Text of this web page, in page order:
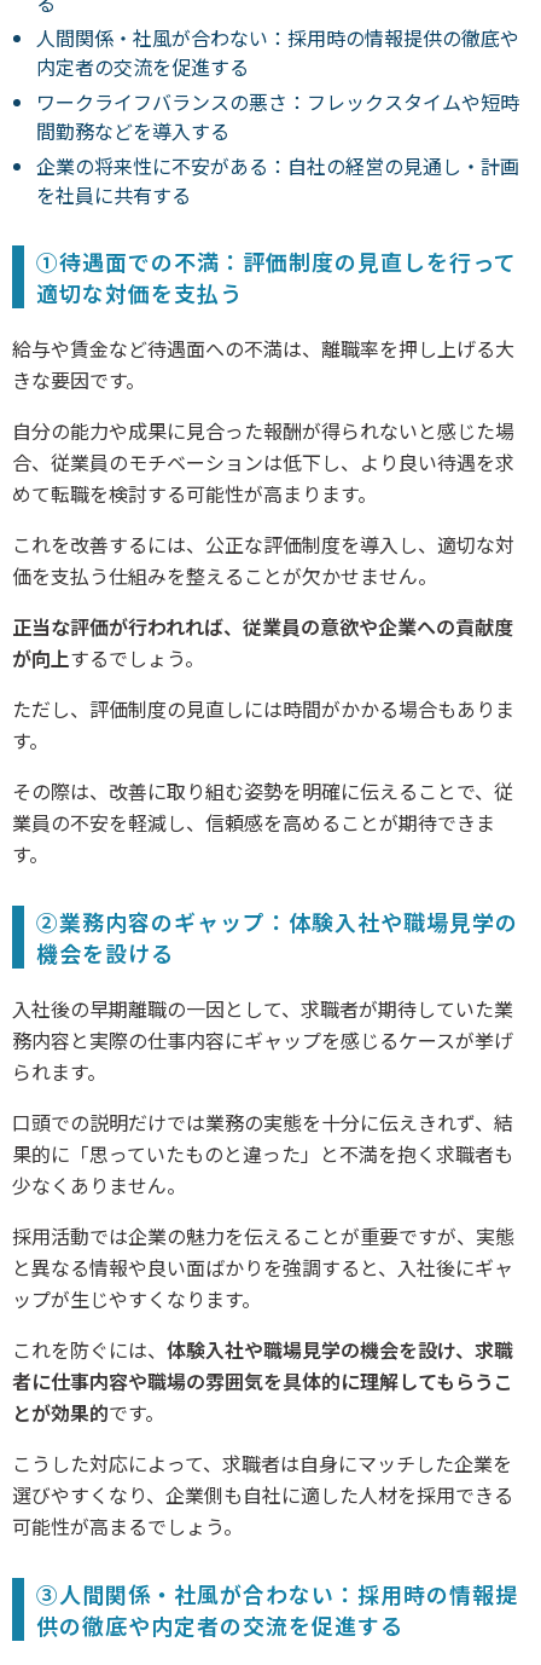
人間関係・社風が合わない：採用時の情報提供の徹底や
内定者の交流を促進する
ワークライフバランスの悪さ：フレックスタイムや短時
間勤務などを導入する
企業の将来性に不安がある：自社の経営の見通し・計画
を社員に共有する
①待遇面での不満：評価制度の見直しを行って
適切な対価を支払う
給与や賃金など待遇面への不満は、離職率を押し上げる大
きな要因です。
自分の能力や成果に見合った報酬が得られないと感じた場
合、従業員のモチベーションは低下し、より良い待遇を求
めて転職を検討する可能性が高まります。
これを改善するには、公正な評価制度を導入し、適切な対
価を支払う仕組みを整えることが欠かせません。
正当な評価が行われれば、従業員の意欲や企業への貢献度
が向上するでしょう。
ただし、評価制度の見直しには時間がかかる場合もありま
す。
その際は、改善に取り組む姿勢を明確に伝えることで、従
業員の不安を軽減し、信頼感を高めることが期待できま
す。
②業務内容のギャップ：体験入社や職場見学の
機会を設ける
入社後の早期離職の一因として、求職者が期待していた業
務内容と実際の仕事内容にギャップを感じるケースが挙げ
られます。
口頭での説明だけでは業務の実態を十分に伝えきれず、結
果的に「思っていたものと違った」と不満を抱く求職者も
少なくありません。
採用活動では企業の魅力を伝えることが重要ですが、実態
と異なる情報や良い面ばかりを強調すると、入社後にギャ
ップが生じやすくなります。
これを防ぐには、 体験入社や職場見学の機会を設け、求職
者に仕事内容や職場の雰囲気を具体的に理解してもらうこ
とが効果的です。
こうした対応によって、求職者は自身にマッチした企業を
選びやすくなり、企業側も自社に適した人材を採用できる
可能性が高まるでしょう。
③人間関係・社風が合わない：採用時の情報提
供の徹底や内定者の交流を促進する